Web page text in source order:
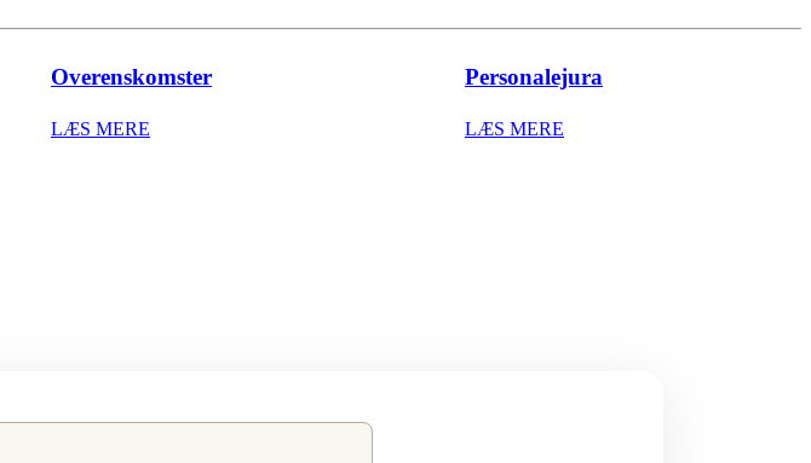
Overenskomster
LÆS MERE
Personalejura
LÆS MERE